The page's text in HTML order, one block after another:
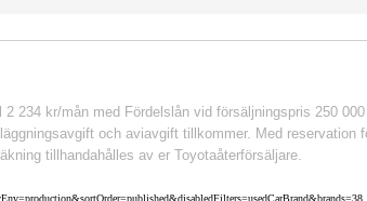
234 kr/mån med Fördelslån vid försäljningspris 250
och aviavgift tillkommer. Med
tillhandahålles av er Toyotaåterförsäljare.